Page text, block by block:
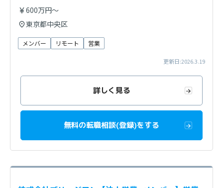
600万円～
東京都中央区
メンバー リモート 営業
更新日:2026.3.19
詳しく見る
無料の転職相談(登録)をする